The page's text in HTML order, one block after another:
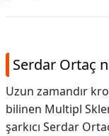
Serdar Ortaç
Uzun zamandır
bilinen Multipl
şarkıcı Serdar